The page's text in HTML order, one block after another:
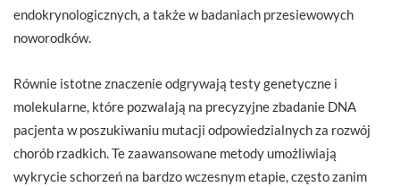
endokrynologicznych, a także w badaniach przesiewowych
noworodków.
Równie istotne znaczenie odgrywają testy genetyczne i
molekularne, które pozwalają na precyzyjne zbadanie DNA
pacjenta w poszukiwaniu mutacji odpowiedzialnych za rozwój
chorób rzadkich. Te zaawansowane metody umożliwiają
wykrycie schorzeń na bardzo wczesnym etapie, często zanim